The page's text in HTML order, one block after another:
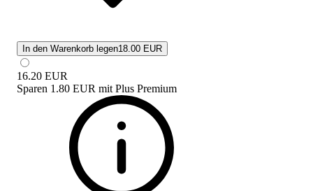
In den Warenkorb legen18.00 EUR
16.20 EUR
Sparen 1.80 EUR mit Plus Premium